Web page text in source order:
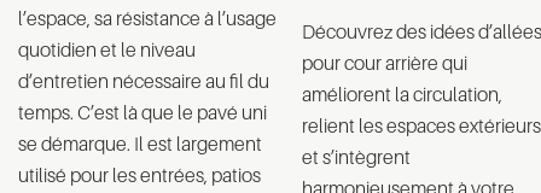
l’espace, sa résistance à l’usage
quotidien et le niveau
d’entretien nécessaire au fil du
temps. C’est là que le pavé uni
se démarque. Il est largement
utilisé pour les entrées, patios
Découvrez des idées d’allées
pour cour arrière qui
améliorent la circulation,
relient les espaces extérieurs
et s’intègrent